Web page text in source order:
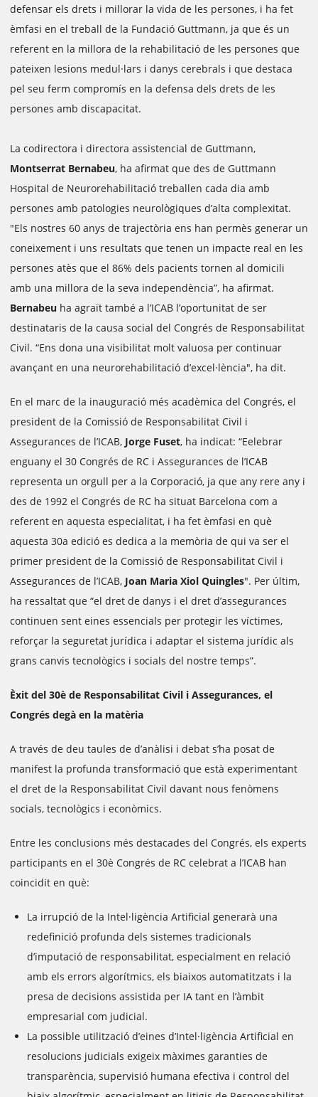
defensar els drets i millorar la vida de les persones, i ha fet
èmfasi en el treball de la Fundació Guttmann, ja que és un
referent en la millora de la rehabilitació de les persones que
pateixen lesions medul·lars i danys cerebrals i que destaca
pel seu ferm compromís en la defensa dels drets de les
persones amb discapacitat.
La codirectora i directora assistencial de Guttmann,
Montserrat Bernabeu, ha afirmat que des de Guttmann
Hospital de Neurorehabilitació treballen cada dia amb
persones amb patologies neurològiques d’alta complexitat.
"Els nostres 60 anys de trajectòria ens han permès generar un
coneixement i uns resultats que tenen un impacte real en les
persones atès que el 86% dels pacients tornen al domicili
amb una millora de la seva independència”, ha afirmat.
Bernabeu ha agraït també a l’ICAB l’oportunitat de ser
destinataris de la causa social del Congrés de Responsabilitat
Civil. “Ens dona una visibilitat molt valuosa per continuar
avançant en una neurorehabilitació d’excel·lència", ha dit.
En el marc de la inauguració més acadèmica del Congrés, el
president de la Comissió de Responsabilitat Civil i
Assegurances de l’ICAB, Jorge Fuset, ha indicat: “Eelebrar
enguany el 30 Congrés de RC i Assegurances de l’ICAB
representa un orgull per a la Corporació, ja que any rere any i
des de 1992 el Congrés de RC ha situat Barcelona com a
referent en aquesta especialitat, i ha fet èmfasi en què
aquesta 30a edició es dedica a la memòria de qui va ser el
primer president de la Comissió de Responsabilitat Civil i
Assegurances de l’ICAB, Joan Maria Xiol Quingles". Per últim,
ha ressaltat que “el dret de danys i el dret d’assegurances
continuen sent eines essencials per protegir les víctimes,
reforçar la seguretat jurídica i adaptar el sistema jurídic als
grans canvis tecnològics i socials del nostre temps”.
Èxit del 30è de Responsabilitat Civil i Assegurances, el
Congrés degà en la matèria
A través de deu taules de d’anàlisi i debat s’ha posat de
manifest la profunda transformació que està experimentant
el dret de la Responsabilitat Civil davant nous fenòmens
socials, tecnològics i econòmics.
Entre les conclusions més destacades del Congrés, els experts
participants en el 30è Congrés de RC celebrat a l’ICAB han
coincidit en què:
La irrupció de la Intel·ligència Artificial generarà una
redefinició profunda dels sistemes tradicionals
d’imputació de responsabilitat, especialment en relació
amb els errors algorítmics, els biaixos automatitzats i la
presa de decisions assistida per IA tant en l’àmbit
empresarial com judicial.
La possible utilització d’eines d’Intel·ligència Artificial en
resolucions judicials exigeix màximes garanties de
transparència, supervisió humana efectiva i control del